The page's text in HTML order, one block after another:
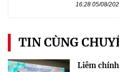
16:28 05/08/
TIN CÙNG
Liêm